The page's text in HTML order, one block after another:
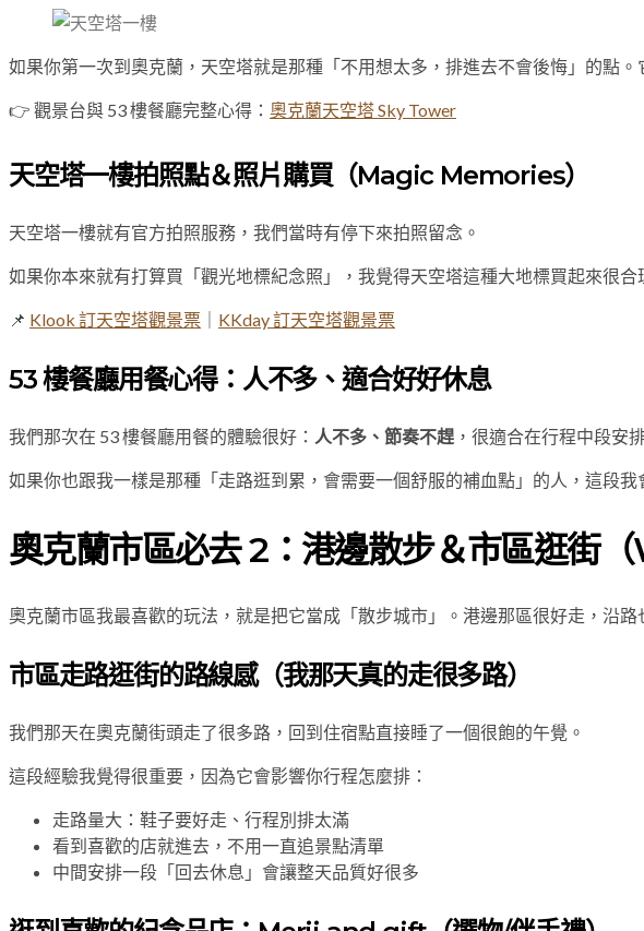
如果你第一次到奧克蘭，天空塔就是那種「不用想太多，排進去不會後悔」的點
👉 觀景台與 53 樓餐廳完整心得： 奧克蘭天空塔 Sky Tower
天空塔一樓拍照點＆照片購買（Magic Memories）
天空塔一樓就有官方拍照服務，我們當時有停下來拍照留念。
如果你本來就有打算買「觀光地標紀念照」，我覺得天空塔這種大地標買起來很
📌 Klook 訂天空塔觀景票 KKday 訂天空塔觀景票
53 樓餐廳用餐心得：人不多、適合好好休息
我們那次在 53 樓餐廳用餐的體驗很好： 人不多、節奏不趕 ，很適合在行程中段安
如果你也跟我一樣是那種「走路逛到累，會需要一個舒服的補血點」的人，這段我
奧克蘭市區必去 2：港邊散步＆市區逛街（
奧克蘭市區我最喜歡的玩法，就是把它當成「散步城市」。港邊那區很好走，沿
市區走路逛街的路線感（我那天真的走很多路）
我們那天在奧克蘭街頭走了很多路，回到住宿點直接睡了一個很飽的午覺。
這段經驗我覺得很重要，因為它會影響你行程怎麼排：
走路量大：鞋子要好走、行程別排太滿
看到喜歡的店就進去，不用一直追景點清單
中間安排一段「回去休息」會讓整天品質好很多